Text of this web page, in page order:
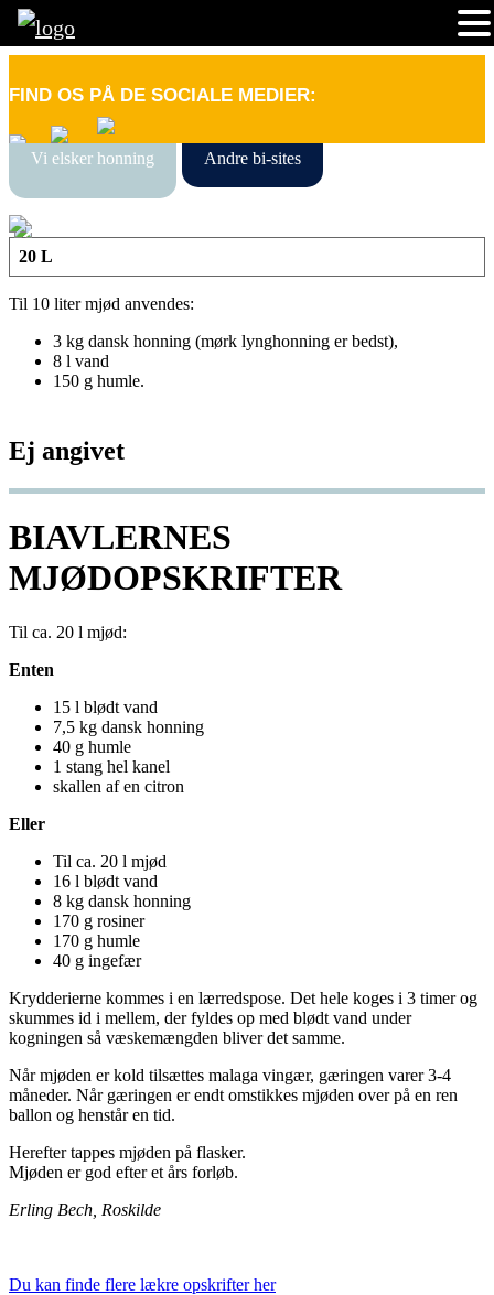
FIND OS PÅ DE SOCIALE MEDIER:
Vi elsker honning Andre bi-sites
20 L
Til 10 liter mjød anvendes:
3 kg dansk honning (mørk lynghonning er bedst),
8 l vand
150 g humle.
Ej angivet
BIAVLERNES
MJØDOPSKRIFTER
Til ca. 20 l mjød:
Enten
15 l blødt vand
7,5 kg dansk honning
40 g humle
1 stang hel kanel
skallen af en citron
Eller
Til ca. 20 l mjød
16 l blødt vand
8 kg dansk honning
170 g rosiner
170 g humle
40 g ingefær
Krydderierne kommes i en lærredspose. Det hele koges i 3 timer og
skummes id i mellem, der fyldes op med blødt vand under
kogningen så væskemængden bliver det samme.
Når mjøden er kold tilsættes malaga vingær, gæringen varer 3-4
måneder. Når gæringen er endt omstikkes mjøden over på en ren
ballon og henstår en tid.
Herefter tappes mjøden på flasker.
Mjøden er god efter et års forløb.
Erling Bech, Roskilde
Du kan finde flere lækre opskrifter her